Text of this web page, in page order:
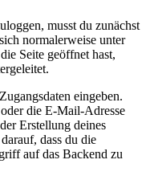
musst du zunächst
normalerweise unter
Seite geöffnet hast,
eingeben.
die E-Mail-Adresse
Erstellung deines
dass du die
auf das Backend zu